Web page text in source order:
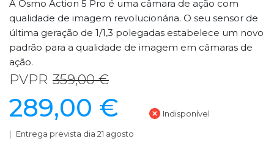
A Osmo Action 5 Pro é uma câmara de ação com
qualidade de imagem revolucionária. O seu sensor de
última geração de 1/1,3 polegadas estabelece um novo
padrão para a qualidade de imagem em câmaras de
ação.
PVPR 359,00 €
289,00 € Indisponível
Entrega prevista dia 21 agosto